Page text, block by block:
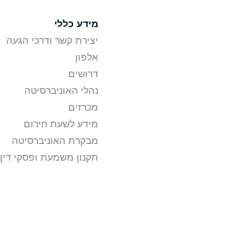
מידע כללי
יצירת קשר ודרכי הגעה
אלפון
דרושים
נהלי האוניברסיטה
מכרזים
מידע לשעת חירום
מבקרת האוניברסיטה
תקנון משמעת ופסקי דין